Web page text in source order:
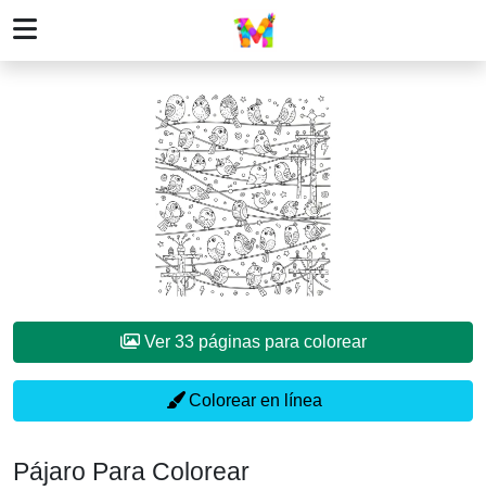
Ver 33 páginas para colorear
Colorear en línea
Pájaro Para Colorear